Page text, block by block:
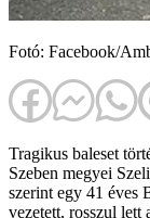
Fotó: Facebook/
Tragikus baleset
Szeben megyei
szerint egy 41 éves
vezetett, rosszul lett